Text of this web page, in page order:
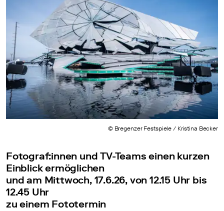
© Bregenzer Festspiele / Kristina Becker
Fotograf:innen und TV-Teams einen kurzen
Einblick ermöglichen
und am Mittwoch, 17.6.26, von 12.15 Uhr bis
12.45 Uhr
zu einem Fototermin